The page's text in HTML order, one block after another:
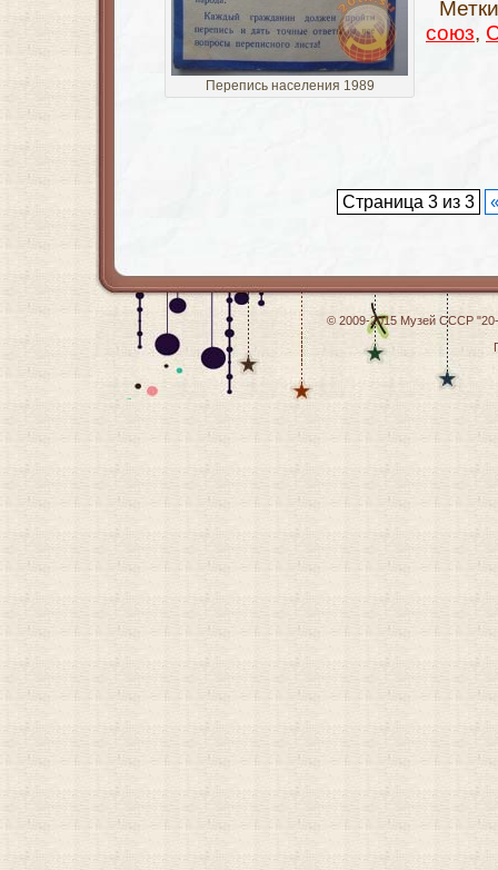
Перепись населения 1989
союз,
Страница 3 из 3
© 2009-2015 Музей СССР